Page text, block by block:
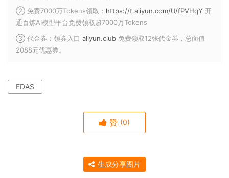
② 免费7000万Tokens领取： https://t.aliyun.com/U/fPVHqY 开
通百炼AI模型平台免费领取超7000万Tokens
③ 代金券：领券入口 aliyun.club 免费领取12张代金券，总面值
2088元优惠券。
EDAS
赞 (0)
生成分享图片